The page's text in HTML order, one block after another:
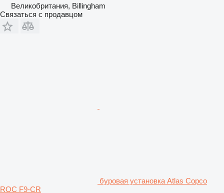
Великобритания, Billingham
Связаться с продавцом
буровая установка Atlas Copco
ROC F9-CR